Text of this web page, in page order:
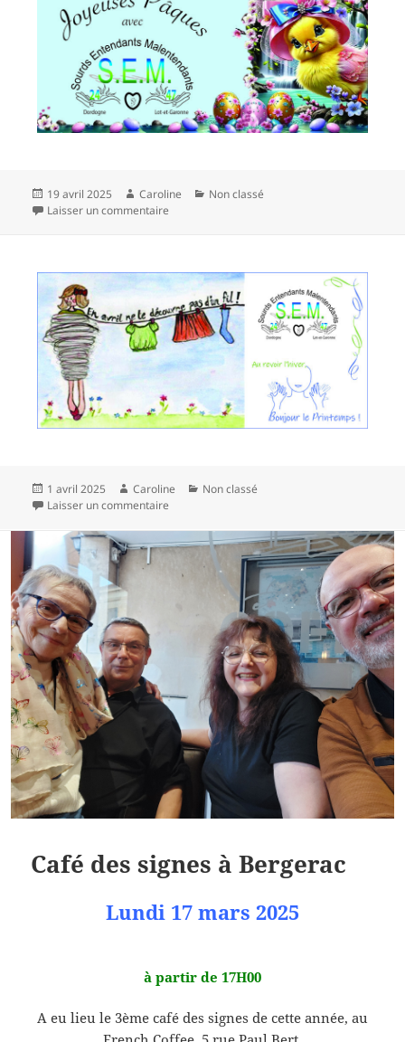
Publié
le
19 avril 2025 Auteur
Caroline Catégories
Non classé
Laisser un commentaire
Publié
le
1 avril 2025 Auteur
Caroline Catégories
Non classé
Laisser un commentaire
Café des signes à Bergerac
Lundi 17 mars 2025
à partir de 17H00
A eu lieu le 3ème café des signes de cette année, au